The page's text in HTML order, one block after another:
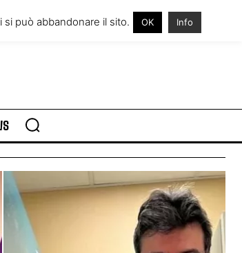
VISITARE L’IRLANDA
può abbandonare il sito. OK Info